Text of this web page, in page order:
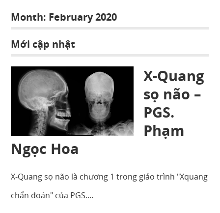
Month: February 2020
Mới cập nhật
X-Quang
sọ não –
PGS.
Phạm
Ngọc Hoa
X-Quang sọ não là chương 1 trong giáo trình "Xquang
chẩn đoán" của PGS.…